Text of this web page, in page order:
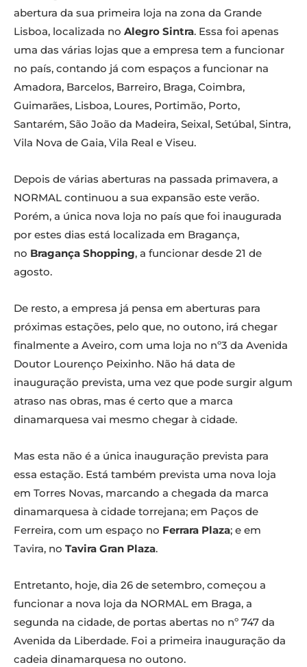
abertura da sua primeira loja na zona da Grande
Lisboa, localizada no Alegro Sintra. Essa foi apenas
uma das várias lojas que a empresa tem a funcionar
no país, contando já com espaços a funcionar na
Amadora, Barcelos, Barreiro, Braga, Coimbra,
Guimarães, Lisboa, Loures, Portimão, Porto,
Santarém, São João da Madeira, Seixal, Setúbal, Sintra,
Vila Nova de Gaia, Vila Real e Viseu.
Depois de várias aberturas na passada primavera, a
NORMAL continuou a sua expansão este verão.
Porém, a única nova loja no país que foi inaugurada
por estes dias está localizada em Bragança,
no Bragança Shopping, a funcionar desde 21 de
agosto.
De resto, a empresa já pensa em aberturas para
próximas estações, pelo que, no outono, irá chegar
finalmente a Aveiro, com uma loja no nº3 da Avenida
Doutor Lourenço Peixinho. Não há data de
inauguração prevista, uma vez que pode surgir algum
atraso nas obras, mas é certo que a marca
dinamarquesa vai mesmo chegar à cidade.
Mas esta não é a única inauguração prevista para
essa estação. Está também prevista uma nova loja
em Torres Novas, marcando a chegada da marca
dinamarquesa à cidade torrejana; em Paços de
Ferreira, com um espaço no Ferrara Plaza; e em
Tavira, no Tavira Gran Plaza.
Entretanto, hoje, dia 26 de setembro, começou a
funcionar a nova loja da NORMAL em Braga, a
segunda na cidade, de portas abertas no nº 747 da
Avenida da Liberdade. Foi a primeira inauguração da
cadeia dinamarquesa no outono.